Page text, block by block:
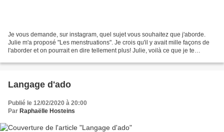
Je vous demande, sur instagram, quel sujet vous souhaitez que j'aborde.
Julie m'a proposé "Les menstruations". Je crois qu'il y avait mille façons de
l'aborder et on pourrait en dire tellement plus! Julie, voilà ce que je te
Langage d'ado
Publié le 12/02/2020 à 20:00
Par Raphaëlle Hosteins